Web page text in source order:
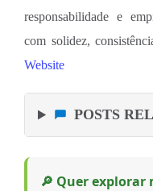
responsabilidade e
com solidez,
Website
POSTS
🔎 Quer explorar